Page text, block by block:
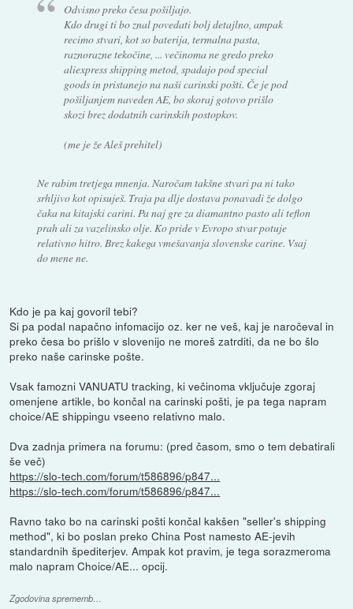
Odvisno preko česa pošiljajo.
Kdo drugi ti bo znal povedati bolj detajlno, ampak
recimo stvari, kot so baterija, termalna pasta,
raznorazne tekočine, ... večinoma ne gredo preko
aliexpress shipping metod, spadajo pod special
goods in pristanejo na naši carinski pošti. Če je pod
pošiljanjem naveden AE, bo skoraj gotovo prišlo
skozi brez dodatnih carinskih postopkov.
(me je že Aleš prehitel)
Ne rabim tretjega mnenja. Naročam takšne stvari pa ni tako
srhljivo kot opisuješ. Traja pa dlje dostava ponavadi že dolgo
čaka na kitajski carini. Pa naj gre za diamantno pasto ali teflon
prah ali za vazelinsko olje. Ko pride v Evropo stvar potuje
relativno hitro. Brez kakega vmešavanja slovenske carine. Vsaj
do mene ne.
Kdo je pa kaj govoril tebi?
Si pa podal napačno infomacijo oz. ker ne veš, kaj je naročeval in
preko česa bo prišlo v slovenijo ne moreš zatrditi, da ne bo šlo
preko naše carinske pošte.
Vsak famozni VANUATU tracking, ki večinoma vključuje zgoraj
omenjene artikle, bo končal na carinski pošti, je pa tega napram
choice/AE shippingu vseeno relativno malo.
Dva zadnja primera na forumu: (pred časom, smo o tem debatirali
še več)
https://slo-tech.com/forum/t586896/p847...
https://slo-tech.com/forum/t586896/p847...
Ravno tako bo na carinski pošti končal kakšen "seller's shipping
method", ki bo poslan preko China Post namesto AE-jevih
standardnih špediterjev. Ampak kot pravim, je tega sorazmeroma
malo napram Choice/AE... opcij.
Zgodovina sprememb…